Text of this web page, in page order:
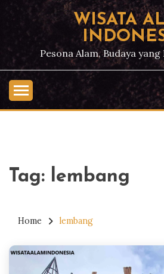
Skip
content
WISATA
Pesona Alam, Budaya
Tag: lembang
Home lembang